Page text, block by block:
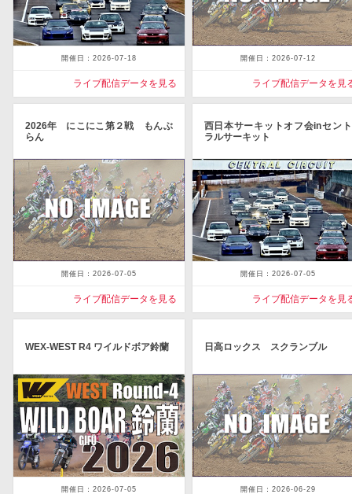
開催日：2026-07-18
ライブ配信データを見る
開催日：2026-07-12
ライブ配信データを見
2026年 にこにこ第２戦 もんぶ
らん
開催日：2026-07-05
ライブ配信データを見る
西日本サーキットオフ会inセント
ラルサーキット
開催日：2026-07-05
ライブ配信データを見
WEX-WEST R4 ワイルドボア鈴蘭
開催日：2026-07-05
日高ロックス スクランブル
開催日：2026-06-29